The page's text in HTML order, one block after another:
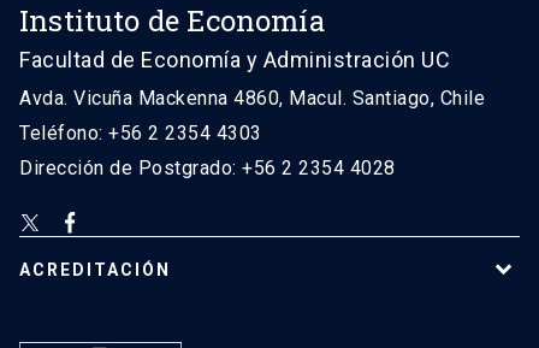
Instituto de Economía
Facultad de Economía y Administración UC
Avda. Vicuña Mackenna 4860, Macul. Santiago, Chile
Teléfono: +56 2 2354 4303
Dirección de Postgrado: +56 2 2354 4028
ACREDITACIÓN